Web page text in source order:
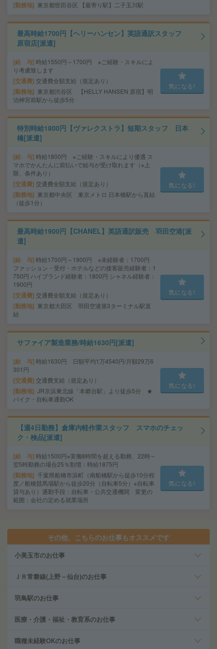
勤務地 東京都世田谷区 【最寄り駅】二子玉川駅
最高時給1700円【ヘリーハンセン】英語通訳スタッフ
原宿店[派遣]
給 与 時給1550円～1700円 ※ご経験・スキルによ
り考慮致します
交通費 交通費全額支給（規定あり）
勤務地
東京都渋谷区 【HELLY HANSEN 原宿】明
治神宮前駅から徒歩5分
気になる!
特別時給1800円【ヴァレクストラ】短期スタッフ 日本
橋[派遣]
給 与 時給1800円 ※ご経験・スキルにより優遇 ス
マホでかんたんに前払いで給与が受け取れます（※上
限、条件あり）
交通費 交通費全額支給（規定あり）
勤務地
東京都中央区 東京メトロ 日本橋駅から直結
（徒歩1分）
気になる!
最高時給1900円【CHANEL】英語通訳販売 羽田空港[派
遣]
給 与 時給1700円～1900円 ※未経験者：1700円
ファッション・受付・ホテルなどの接客販売経験者：1
750円 ハイブランド経験者：1800円 シャネル経験者：
1900円
交通費 交通費全額支給（規定あり）
勤務地
東京都大田区 羽田空港第3ターミナル駅直
結
気になる!
サファイア製造業務/時給1630円[派遣]
給 与 時給1630円 日額平均1万4540円/月額29万6
301円
交通費 交通費支給（規定あり）
勤務地 JR京浜東北線「本郷台駅」より徒歩5分 ★
バイク・自転車通勤OK
気になる!
【週4日勤務】倉庫内軽作業スタッフ スマホのチェッ
ク・検品[派遣]
給 与 時給1500円※実働8時間を超える勤務、22時～
翌5時勤務の場合25％割増：時給1875円
勤務地 千葉県船橋市浜町（南船橋駅から徒歩10分程
度／船橋競馬場駅から徒歩20分（自転車5分）※自転車
貸与あり）通勤手段：自転車・公共交通機関 変更の
範囲：会社の定める就業場所
気になる!
その他、こちらのお仕事もオススメです
小美玉市のお仕事
ＪＲ常磐線(上野－仙台)のお仕事
羽鳥駅のお仕事
医療・介護・福祉・教育系のお仕事
職種未経験OKのお仕事